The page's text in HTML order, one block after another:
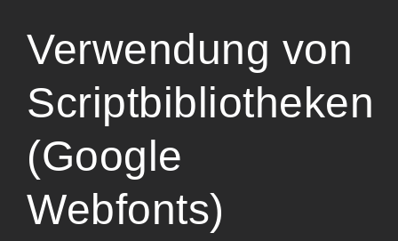
Verwendung von
Scriptbibliotheken
(Google
Webfonts)